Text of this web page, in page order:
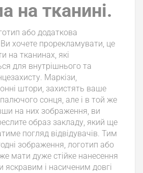
на тканині.
або додаткова
хочете прорекламувати, це
на тканинах, які
для внутрішнього та
Маркізи,
штори, захистять ваше
сонця, але і в той же
на них зображення, ви
образ закладу, який ще
погляд відвідувачів. Тим
зображення, логотип або
мати дуже стійке нанесення
яскравим і насиченим довгі